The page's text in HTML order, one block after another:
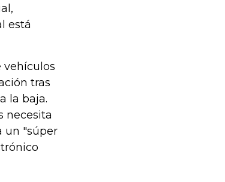
está
vehículos
tras
la baja.
necesita
un "súper